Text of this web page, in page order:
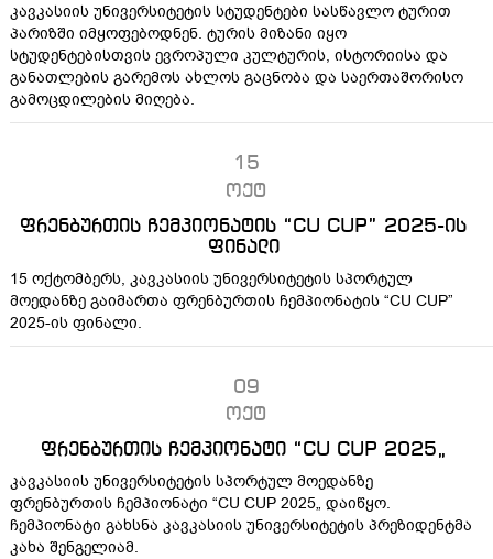
კავკასიის უნივერსიტეტის სტუდენტები სასწავლო ტურით
პარიზში იმყოფებოდნენ. ტურის მიზანი იყო
სტუდენტებისთვის ევროპული კულტურის, ისტორიისა და
განათლების გარემოს ახლოს გაცნობა და საერთაშორისო
გამოცდილების მიღება.
15
ოქტ
ფრენბურთის ჩემპიონატის “CU CUP” 2025-ის
ფინალი
15 ოქტომბერს, კავკასიის უნივერსიტეტის სპორტულ
მოედანზე გაიმართა ფრენბურთის ჩემპიონატის “CU CUP”
2025-ის ფინალი.
09
ოქტ
ფრენბურთის ჩემპიონატი “CU CUP 2025„
კავკასიის უნივერსიტეტის სპორტულ მოედანზე
ფრენბურთის ჩემპიონატი “CU CUP 2025„ დაიწყო.
ჩემპიონატი გახსნა კავკასიის უნივერსიტეტის პრეზიდენტმა
კახა შენგელიამ.